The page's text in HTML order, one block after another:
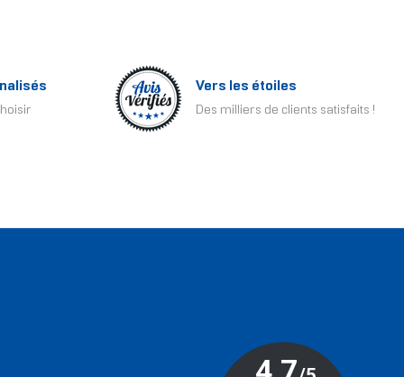
Vers les étoiles
Des milliers de clients satisfaits !